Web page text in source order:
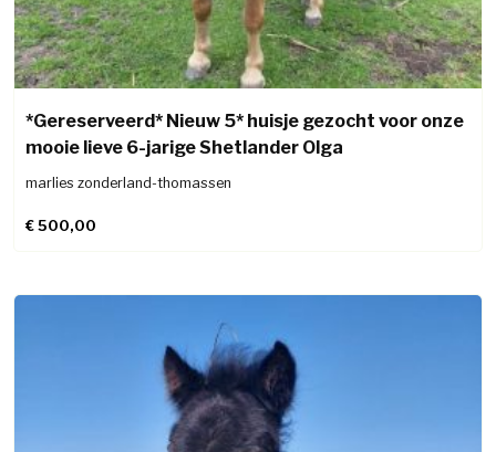
*Gereserveerd* Nieuw 5* huisje gezocht voor onze
mooie lieve 6-jarige Shetlander Olga
marlies zonderland-thomassen
€ 500,00